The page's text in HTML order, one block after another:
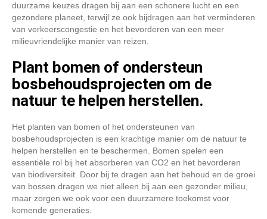
duurzame keuzes dragen bij aan een schonere lucht en een
gezondere planeet, terwijl ze ook bijdragen aan het verminderen
van verkeerscongestie en het bevorderen van een meer
milieuvriendelijke manier van reizen.
Plant bomen of ondersteun
bosbehoudsprojecten om de
natuur te helpen herstellen.
Het planten van bomen of het ondersteunen van
bosbehoudsprojecten is een krachtige manier om de natuur te
helpen herstellen en te beschermen. Bomen spelen een
essentiële rol bij het absorberen van CO2 en het bevorderen
van biodiversiteit. Door bij te dragen aan het behoud en de groei
van bossen dragen we niet alleen bij aan een gezonder milieu,
maar zorgen we ook voor een duurzamere toekomst voor
komende generaties.